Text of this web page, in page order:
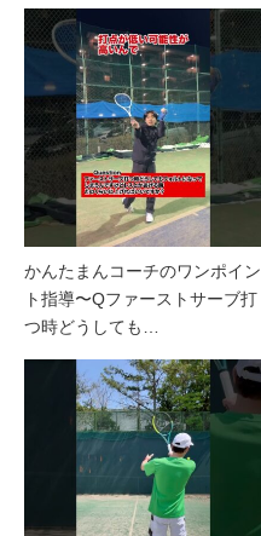
かんたまんコーチのワンポイン
ト指導〜Qファーストサーブ打
つ時どうしても…